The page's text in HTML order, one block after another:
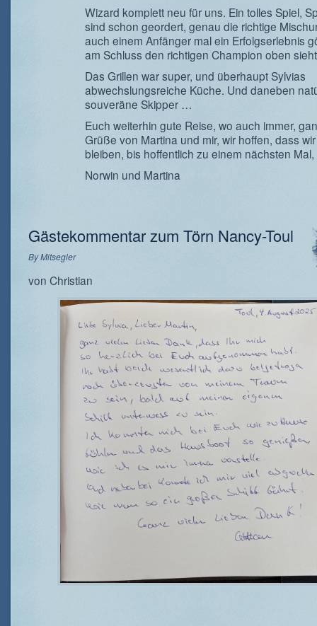
Wizard komplett neu für uns. Ein tolles Spiel,
sind schon geordert, genau die richtige
auch einem Anfänger mal ein Erfolgserlebnis
am Schluss den richtigen Champion oben
Das Grillen war super, und überhaupt Sylvias
abwechslungsreiche Küche. Und daneben
souveräne Skipper …
Euch weiterhin gute Reise, wo auch immer,
Grüße von Martina und mir, wir hoffen, dass
bleiben, bis hoffentlich zu einem nächsten Mal,
Norwin und Martina
Gästekommentar zum Törn Nancy-Toul
ByMitsegler
von Christian